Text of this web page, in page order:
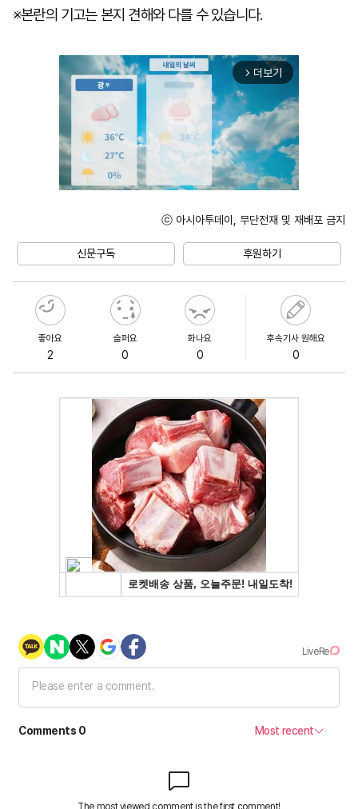
※본란의 기고는 본지 견해와 다를 수 있습니다.
arrow_forward_ios 더보기
ⓒ 아시아투데이, 무단전재 및 재배포 금지
신문구독 후원하기
좋아요
2
슬퍼요
0
화나요
0
후속기사 원해요
0